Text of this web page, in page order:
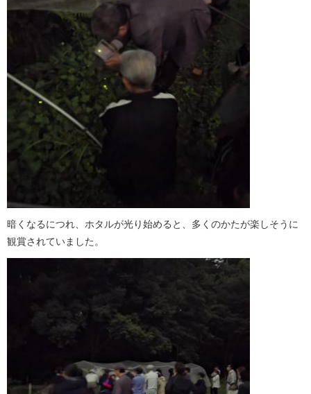
暗くなるにつれ、ホタルが光り始めると、多くのかたが楽しそうに
観賞されていました。